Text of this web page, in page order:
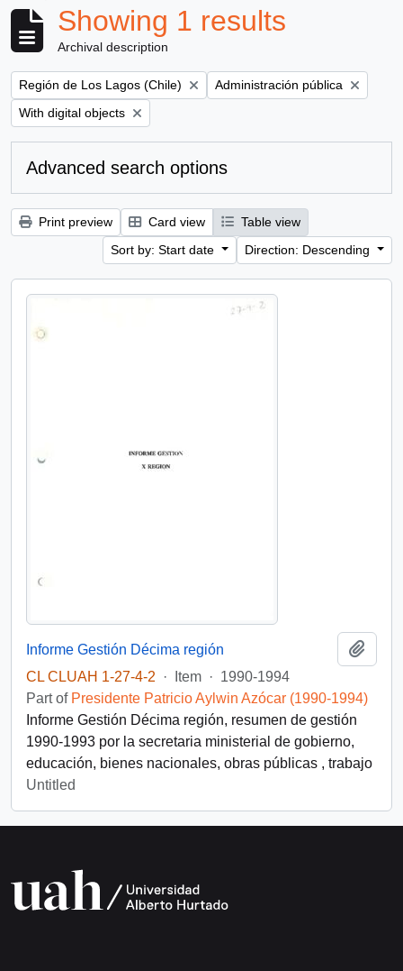
Showing 1 results
Archival description
Remove filter:
Región de Los Lagos (Chile) Remove filter:
Administración pública
Remove filter:
With digital objects
Advanced search options
Print preview Card view
Table view
Sort by: Start date
Direction: Descending
Informe Gestión Décima región
CL CLUAH 1-27-4-2
· Item · 1990-1994
Part of Presidente Patricio Aylwin Azócar (1990-1994)
Informe Gestión Décima región, resumen de gestión
1990-1993 por la secretaria ministerial de gobierno,
educación, bienes nacionales, obras públicas , trabajo
Untitled